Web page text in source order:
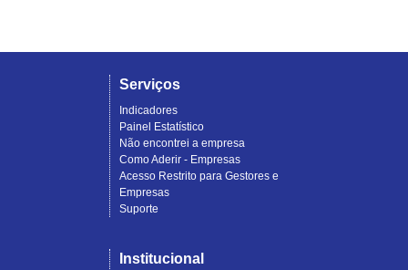
Serviços
Indicadores
Painel Estatístico
Não encontrei a empresa
Como Aderir - Empresas
Acesso Restrito para Gestores e
Empresas
Suporte
Institucional